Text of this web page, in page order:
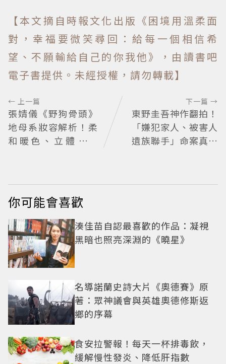
【本文摘自時報文化出版《困境用溫柔面
對，幸福要微笑尋回：給每一個相信希
望、不願輸給自己的你我他》，由讀書吧
電子書提供。未經授權，請勿轉載】
← 上一篇
張婧儀《野狗骨頭》
地母系妝容解析！柔
和暖色、立體感修
下一篇 →
東野圭吾神作翻拍！
「嫌犯家人、被害人
遺族聯手」命案真相
開
你可能會喜歡
湊佳苗自認最喜歡的作品：凝視
黑暗也照亮深淵的《曉星》
名導諾蘭史詩大片《奧德賽》原
著：眾神議會與英雄奧德修斯返
鄉的序幕
食安拉警報！每天一杯排毒飲，
緩解慢性發炎、降低肝指數